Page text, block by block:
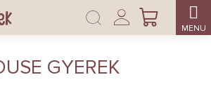
KOSÁR
Bejelentkezés
GYEREK